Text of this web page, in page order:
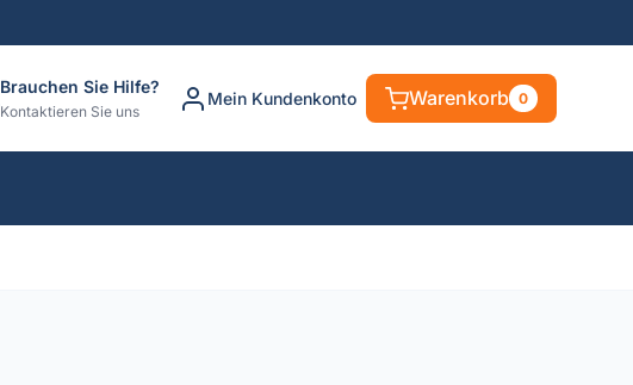
Brauchen Sie Hilfe?
Kontaktieren Sie uns
Mein Kundenkonto Warenkorb 0